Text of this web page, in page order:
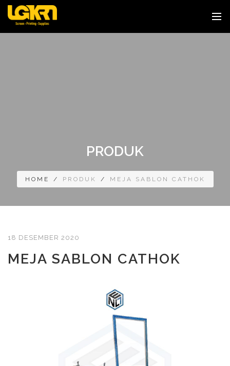
PRODUK
HOME / PRODUK / MEJA SABLON CATHOK
18 DESEMBER 2020
MEJA SABLON CATHOK